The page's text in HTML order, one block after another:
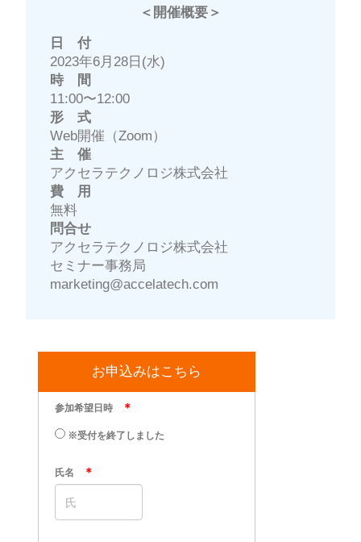
＜開催概要＞
日 付
2023年6月28日(水)
時 間
11:00〜12:00
形 式
Web開催（Zoom）
主 催
アクセラテクノロジ株式会社
費 用
無料
問合せ
アクセラテクノロジ株式会社
セミナー事務局
marketing@accelatech.com
お申込みはこちら